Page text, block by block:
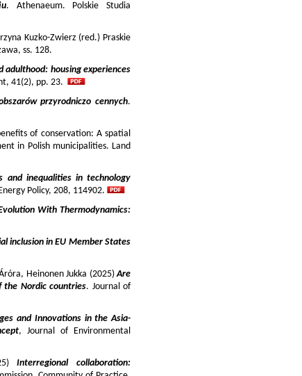
. Athenaeum. Polskie Studia
Kuzko-Zwierz (red.) Praskie
ss. 128.
adulthood: housing experiences
41(2), pp. 23.
przyrodniczo cennych.
of conservation: A spatial
in Polish municipalities. Land
and inequalities in technology
Policy, 208, 114902.
With Thermodynamics:
inclusion in EU Member States
Heinonen Jukka (2025)Are
Nordic countries. Journal of
and Innovations in the Asia-
, Journal of Environmental
Interregional collaboration: